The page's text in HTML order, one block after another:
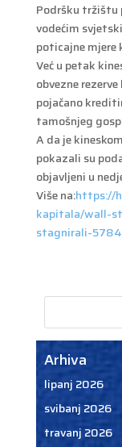
Podršku tržištu
vodećim
poticajne mjere
Već u petak
obvezne
pojačano
tamošnjeg
A da je
pokazali su
objavljeni u
Više na:https://
kapitala/wall-
stagnirali-
Arhiva
lipanj 2026
svibanj 2026
travanj 2026